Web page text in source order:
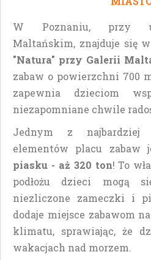
W Poznaniu, przy
Maltańskim, znajduje się
"Natura" przy Galerii
zabaw o powierzchni 700
zapewnia dzieciom
niezapomniane chwile
Jednym z najbardziej
elementów placu zabaw
piasku - aż 320 ton! To
podłożu dzieci mogą
niezliczone zameczki i
dodaje miejsce zabawom
klimatu, sprawiając, że
wakacjach nad morzem.